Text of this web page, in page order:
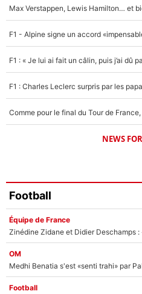
Un autre joueur
5%
NEWS
Football
Équipe de France
OM
Football